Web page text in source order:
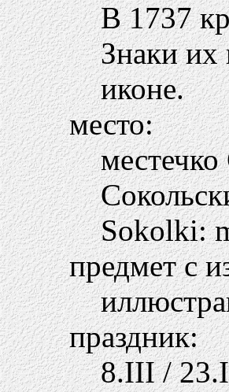
В 1737
Знаки их
иконе.
место:
Sokolki:
предмет с
праздник:
8.III /